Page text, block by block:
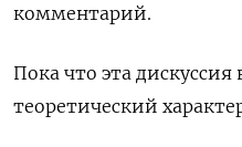
комментарий.
Пока что эта
теоретический